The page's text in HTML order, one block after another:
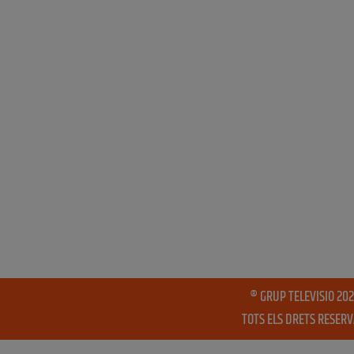
® GRUP TELEVISIO
TOTS ELS DRETS